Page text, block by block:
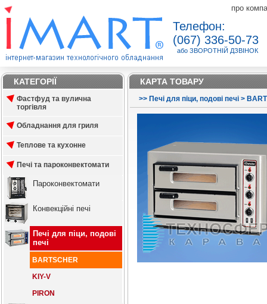
про
Телефон:
(067) 336-50-73
або ЗВОРОТНІЙ ДЗВІНОК
КАТЕГОРІЇ
Фастфуд та вулична
торгівля
Обладнання для гриля
Теплове та кухонне
Печі та пароконвектомати
Пароконвектомати
Конвекційні печі
Печі для піци, подові
печі
BARTSCHER
KIY-V
PIRON
КАРТА ТОВАРУ
>> Печі для піци, подові печі >